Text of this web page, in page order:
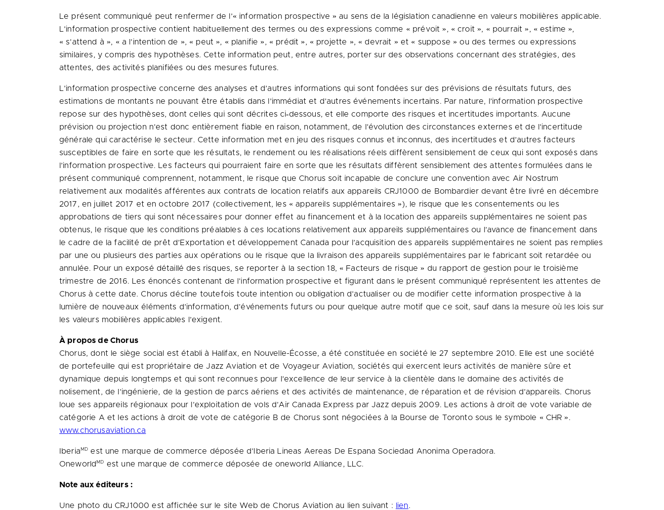
Le présent communiqué peut renfermer de l’« information prospective » au sens de la législation canadienne en valeurs mobilières applicable.
L’information prospective contient habituellement des termes ou des expressions comme « prévoit », « croit », « pourrait », « estime »,
« s’attend à », « a l’intention de », « peut », « planifie », « prédit », « projette », « devrait » et « suppose » ou des termes ou expressions
similaires, y compris des hypothèses. Cette information peut, entre autres, porter sur des observations concernant des stratégies, des
attentes, des activités planifiées ou des mesures futures.
L’information prospective concerne des analyses et d’autres informations qui sont fondées sur des prévisions de résultats futurs, des
estimations de montants ne pouvant être établis dans l’immédiat et d’autres événements incertains. Par nature, l’information prospective
repose sur des hypothèses, dont celles qui sont décrites ci‑dessous, et elle comporte des risques et incertitudes importants. Aucune
prévision ou projection n’est donc entièrement fiable en raison, notamment, de l’évolution des circonstances externes et de l’incertitude
générale qui caractérise le secteur. Cette information met en jeu des risques connus et inconnus, des incertitudes et d’autres facteurs
susceptibles de faire en sorte que les résultats, le rendement ou les réalisations réels diffèrent sensiblement de ceux qui sont exposés dans
l’information prospective. Les facteurs qui pourraient faire en sorte que les résultats diffèrent sensiblement des attentes formulées dans le
présent communiqué comprennent, notamment, le risque que Chorus soit incapable de conclure une convention avec Air Nostrum
relativement aux modalités afférentes aux contrats de location relatifs aux appareils CRJ1000 de Bombardier devant être livré en décembre
2017, en juillet 2017 et en octobre 2017 (collectivement, les « appareils supplémentaires »), le risque que les consentements ou les
approbations de tiers qui sont nécessaires pour donner effet au financement et à la location des appareils supplémentaires ne soient pas
obtenus, le risque que les conditions préalables à ces locations relativement aux appareils supplémentaires ou l’avance de financement dans
le cadre de la facilité de prêt d’Exportation et développementCanada pour l’acquisition des appareils supplémentaires ne soient pas remplies
par une ou plusieurs des parties aux opérations ou le risque que la livraison des appareils supplémentaires par le fabricant soit retardée ou
annulée. Pour un exposé détaillé des risques, se reporter à la section 18, « Facteurs de risque » du rapport de gestion pour le troisième
trimestre de 2016. Les énoncés contenant de l’information prospective et figurant dans le présent communiqué représentent les attentes de
Chorus à cette date. Chorus décline toutefois toute intention ou obligation d’actualiser ou de modifier cette information prospective à la
lumière de nouveaux éléments d’information, d’événements futurs ou pour quelque autre motif que ce soit, sauf dans la mesure où les lois sur
les valeurs mobilières applicables l’exigent.
À propos de Chorus
Chorus, dont le siège social est établi à Halifax, en Nouvelle-Écosse, a été constituée en société le 27 septembre 2010. Elle est une société
de portefeuille qui est propriétaire de Jazz Aviation et de Voyageur Aviation, sociétés qui exercent leurs activités de manière sûre et
dynamique depuis longtemps et qui sont reconnues pour l’excellence de leur service à la clientèle dans le domaine des activités de
nolisement, de l’ingénierie, de la gestion de parcs aériens et des activités de maintenance, de réparation et de révision d’appareils. Chorus
loue ses appareils régionaux pour l’exploitation de vols d’Air Canada Express par Jazz depuis 2009. Les actions à droit de vote variable de
catégorie A et les actions à droit de vote de catégorie B de Chorus sont négociées à la Bourse de Torontosous le symbole « CHR ».
www.chorusaviation.ca
Iberia MD est une marque de commerce déposée d’Iberia Lineas Aereas De Espana Sociedad Anonima Operadora.
OneworldMD est une marque de commerce déposée de oneworld Alliance, LLC.
Note aux éditeurs :
Une photo du CRJ1000 est affichée sur le site Web de Chorus Aviation au lien suivant : lien.